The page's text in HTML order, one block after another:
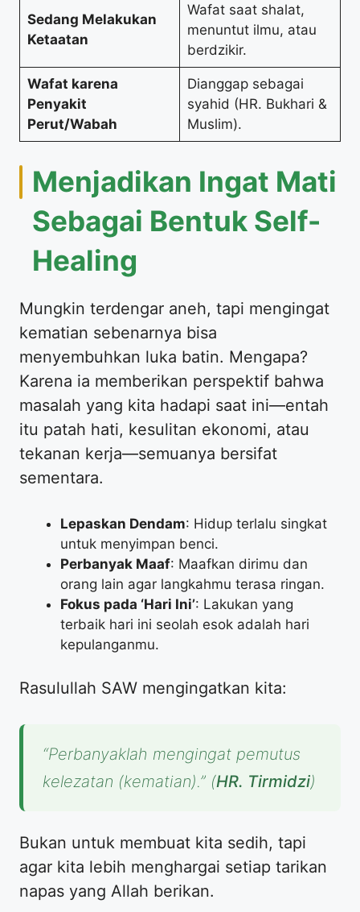
Sedang Melakukan
Ketaatan
Wafat saat shalat,
menuntut ilmu, atau
berdzikir.
Wafat karena
Penyakit
Perut/Wabah
Dianggap sebagai
syahid (HR. Bukhari &
Muslim).
Menjadikan Ingat Mati
Sebagai Bentuk Self-
Healing
Mungkin terdengar aneh, tapi mengingat
kematian sebenarnya bisa
menyembuhkan luka batin. Mengapa?
Karena ia memberikan perspektif bahwa
masalah yang kita hadapi saat ini—entah
itu patah hati, kesulitan ekonomi, atau
tekanan kerja—semuanya bersifat
sementara.
Lepaskan Dendam: Hidup terlalu singkat
untuk menyimpan benci.
Perbanyak Maaf: Maafkan dirimu dan
orang lain agar langkahmu terasa ringan.
Fokus pada ‘Hari Ini’: Lakukan yang
terbaik hari ini seolah esok adalah hari
kepulanganmu.
Rasulullah SAW mengingatkan kita:
“Perbanyaklah mengingat pemutus
kelezatan (kematian).” (HR. Tirmidzi)
Bukan untuk membuat kita sedih, tapi
agar kita lebih menghargai setiap tarikan
napas yang Allah berikan.